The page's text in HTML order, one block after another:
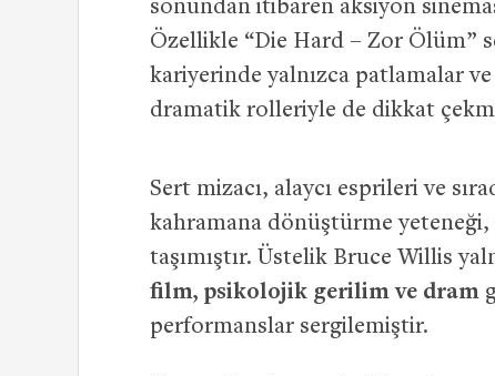
sonundan itibaren aksiyon
Özellikle “Die Hard – Zor Ölüm”
kariyerinde yalnızca patlamalar
dramatik rolleriyle de dikkat
Sert mizacı, alaycı esprileri ve
kahramana dönüştürme
taşımıştır. Üstelik Bruce Willis
film, psikolojik gerilim ve dram
performanslar sergilemiştir.